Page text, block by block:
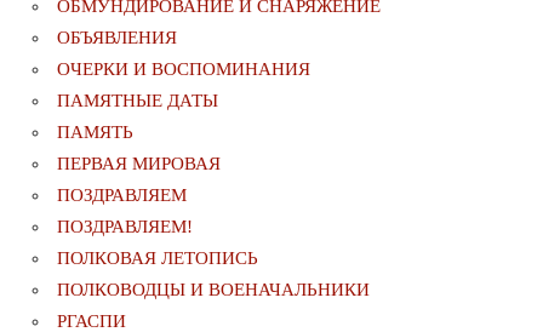
ОБМУНДИРОВАНИЕ И СНАРЯЖЕНИЕ
ОБЪЯВЛЕНИЯ
ОЧЕРКИ И ВОСПОМИНАНИЯ
ПАМЯТНЫЕ ДАТЫ
ПАМЯТЬ
ПЕРВАЯ МИРОВАЯ
ПОЗДРАВЛЯЕМ
ПОЗДРАВЛЯЕМ!
ПОЛКОВАЯ ЛЕТОПИСЬ
ПОЛКОВОДЦЫ И ВОЕНАЧАЛЬНИКИ
РГАСПИ